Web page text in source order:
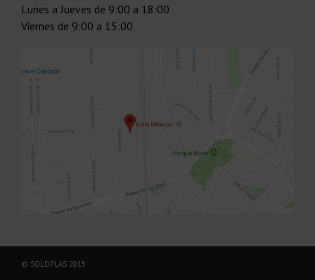
Lunes a Jueves de 9:00 a 18:00
Viernes de 9:00 a 15:00
© SOLDPLAS 2015